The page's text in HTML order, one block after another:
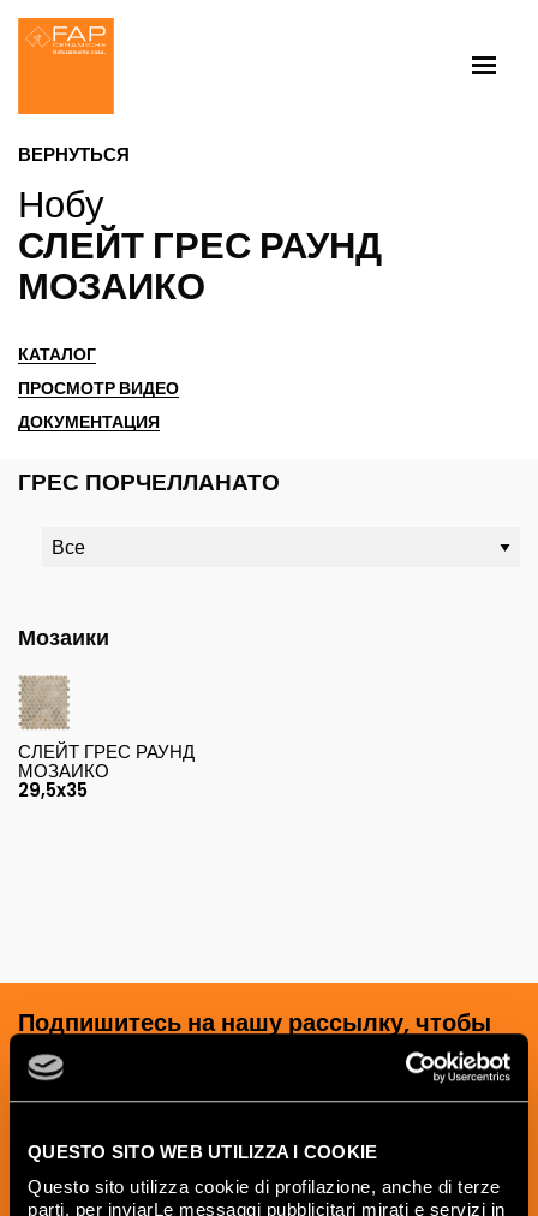
QUESTO SITO WEB UTILIZZA I COOKIE
Questo sito utilizza cookie di profilazione, anche di terze
parti, per inviarLe messaggi pubblicitari mirati e servizi in
ВЕРНУТЬСЯ
Нобу
СЛЕЙТ ГРЕС РАУНД
МОЗАИКО
КАТАЛОГ
ПРОСМОТР ВИДЕО
ДОКУМЕНТАЦИЯ
ГРЕС ПОРЧЕЛЛАНАТО
Мозаики
СЛЕЙТ ГРЕС РАУНД
МОЗАИКО
29,5x35
Подпишитесь на нашу рассылку, чтобы
получать новости, обновления и
креативные идеи из мира керамики и